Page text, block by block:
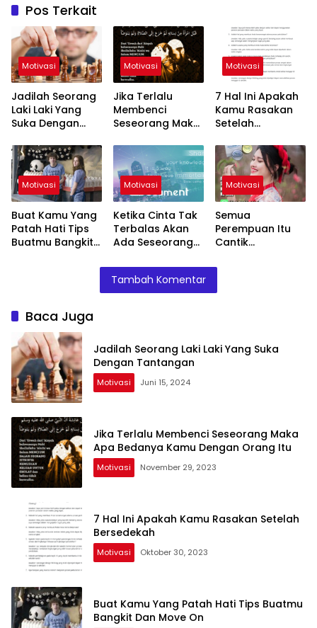
Pos Terkait
Motivasi
Jadilah Seorang
Laki Laki Yang
Suka Dengan
Motivasi
Jika Terlalu
Membenci
Seseorang Maka
Kamu Dengan
Orang Itu
Motivasi
7 Hal Ini Apakah
Kamu Rasakan
Setelah
Motivasi
Buat Kamu Yang
Patah Hati Tips
Buatmu Bangkit
Motivasi
Ketika Cinta Tak
Terbalas Akan
Ada Seseorang
Sedang
Menantimu
Motivasi
Semua
Perempuan Itu
Cantik
Akan Semakin
Dalam
Tambah Komentar
Baca Juga
Jadilah Seorang Laki Laki Yang Suka
Dengan Tantangan
Motivasi Juni 15, 2024
Jika Terlalu Membenci Seseorang Maka
Apa Bedanya Kamu Dengan Orang Itu
Motivasi November 29, 2023
7 Hal Ini Apakah Kamu Rasakan Setelah
Bersedekah
Motivasi Oktober 30, 2023
Buat Kamu Yang Patah Hati Tips Buatmu
Bangkit Dan Move On